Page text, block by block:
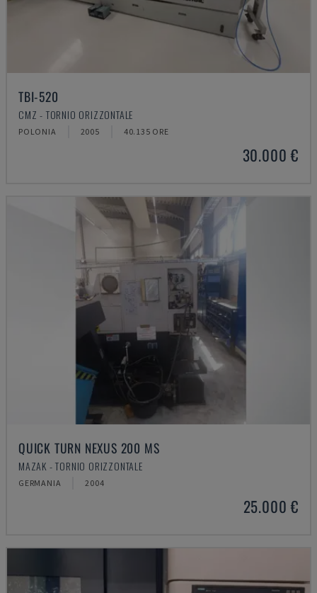
TBI-520
CMZ - TORNIO ORIZZONTALE
POLONIA 2005 40.135 ORE
30.000 €
QUICK TURN NEXUS 200 MS
MAZAK - TORNIO ORIZZONTALE
GERMANIA 2004
25.000 €